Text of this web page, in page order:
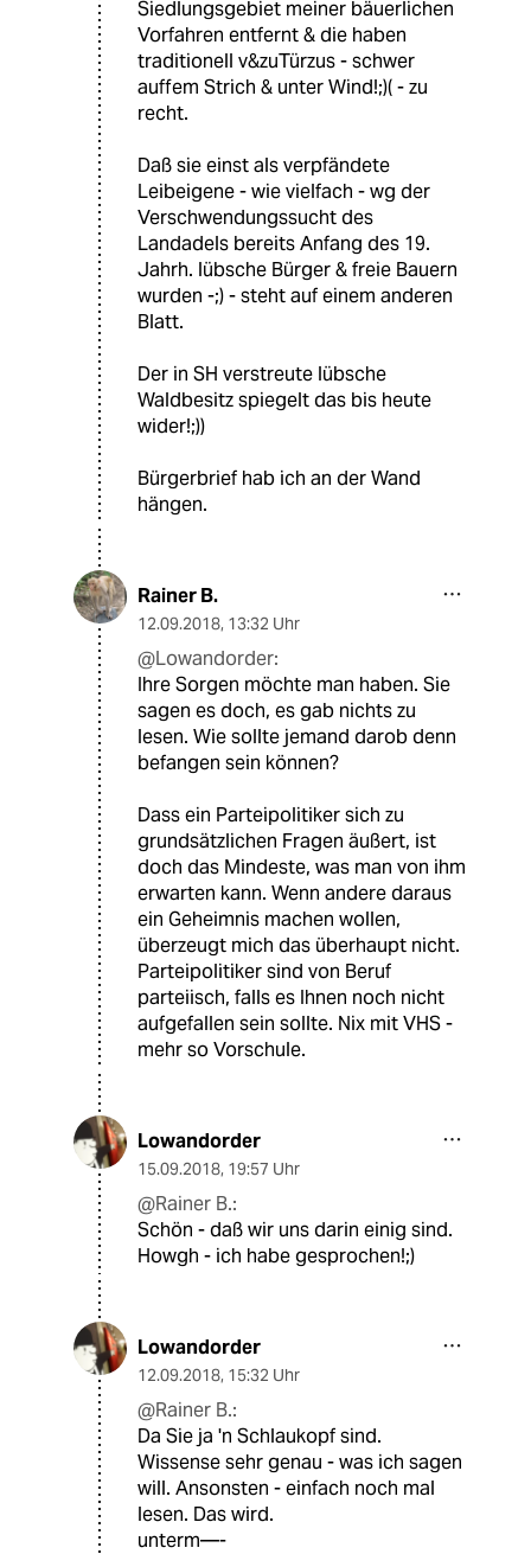
Siedlungsgebiet meiner bäuerlichen
Vorfahren entfernt & die haben
traditionell v&zuTürzus - schwer
auffem Strich & unter Wind!;)( - zu
recht.
Daß sie einst als verpfändete
Leibeigene - wie vielfach - wg der
Verschwendungssucht des
Landadels bereits Anfang des 19.
Jahrh. lübsche Bürger & freie Bauern
wurden -;) - steht auf einem anderen
Blatt.
Der in SH verstreute lübsche
Waldbesitz spiegelt das bis heute
wider!;))
Bürgerbrief hab ich an der Wand
hängen.
Rainer B.
12.09.2018, 13:32 Uhr
@Lowandorder:
Ihre Sorgen möchte man haben. Sie
sagen es doch, es gab nichts zu
lesen. Wie sollte jemand darob denn
befangen sein können?
Dass ein Parteipolitiker sich zu
grundsätzlichen Fragen äußert, ist
doch das Mindeste, was man von ihm
erwarten kann. Wenn andere daraus
ein Geheimnis machen wollen,
überzeugt mich das überhaupt nicht.
Parteipolitiker sind von Beruf
parteiisch, falls es Ihnen noch nicht
aufgefallen sein sollte. Nix mit VHS -
mehr so Vorschule.
Lowandorder
15.09.2018, 19:57 Uhr
@Rainer B.:
Schön - daß wir uns darin einig sind.
Howgh - ich habe gesprochen!;)
Lowandorder
12.09.2018, 15:32 Uhr
@Rainer B.:
Da Sie ja 'n Schlaukopf sind.
Wissense sehr genau - was ich sagen
will. Ansonsten - einfach noch mal
lesen. Das wird.
unterm—-